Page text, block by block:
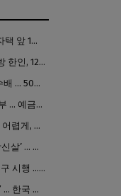
[화제] “내 돈 갚아라” 김원석씨 자택 앞 1인 광대 시위 … 한인 투자사, “108만 달러 못받아”
위조여권으로 미국 재입국한 추방 한인, 120만 달러 은행 사기 행각
연방 당국, LA 한인 간호사 지명수배 … 500만 달러 메디캐어 사기, 선고 직전 한국 도주
’10억 빚’ 안갚고 미국 온 한인 부부 … 예금보험공사, 미국서 소송
시민권 시험 확 바뀐다 … 영어 더 어렵게, 민간시험 도입 추진
[단독] OC 유명 한인식당 업주 ‘망신살’ … 육류대금 안 갚자 식당서 공개추심
2만 달러 ‘비자 보증금’ 의무화 영구 시행 … 입국 문턱 더 높아진다.
“170달러 냈는데 공연 내내 불편” … 한국 코미디언 LA공연, 음향 불량에 외모 비하 개그 논란